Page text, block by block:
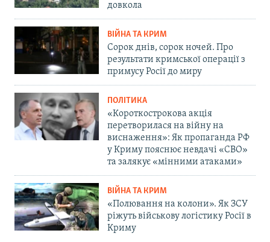
довкола
ВІЙНА ТА КРИМ
Сорок днів, сорок ночей. Про
результати кримської операції з
примусу Росії до миру
ПОЛІТИКА
«Короткострокова акція
перетворилася на війну на
виснаження»: Як пропаганда РФ
у Криму пояснює невдачі «СВО»
та залякує «мінними атаками»
ВІЙНА ТА КРИМ
«Полювання на колони». Як ЗСУ
ріжуть військову логістику Росії в
Криму